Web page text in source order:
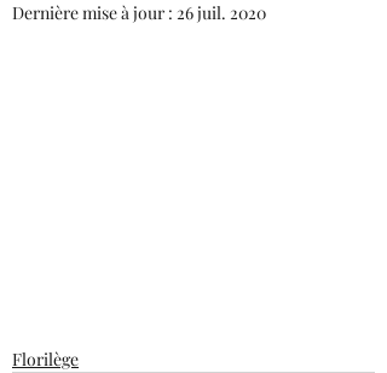
Dernière mise à jour : 26 juil. 2020
Florilège